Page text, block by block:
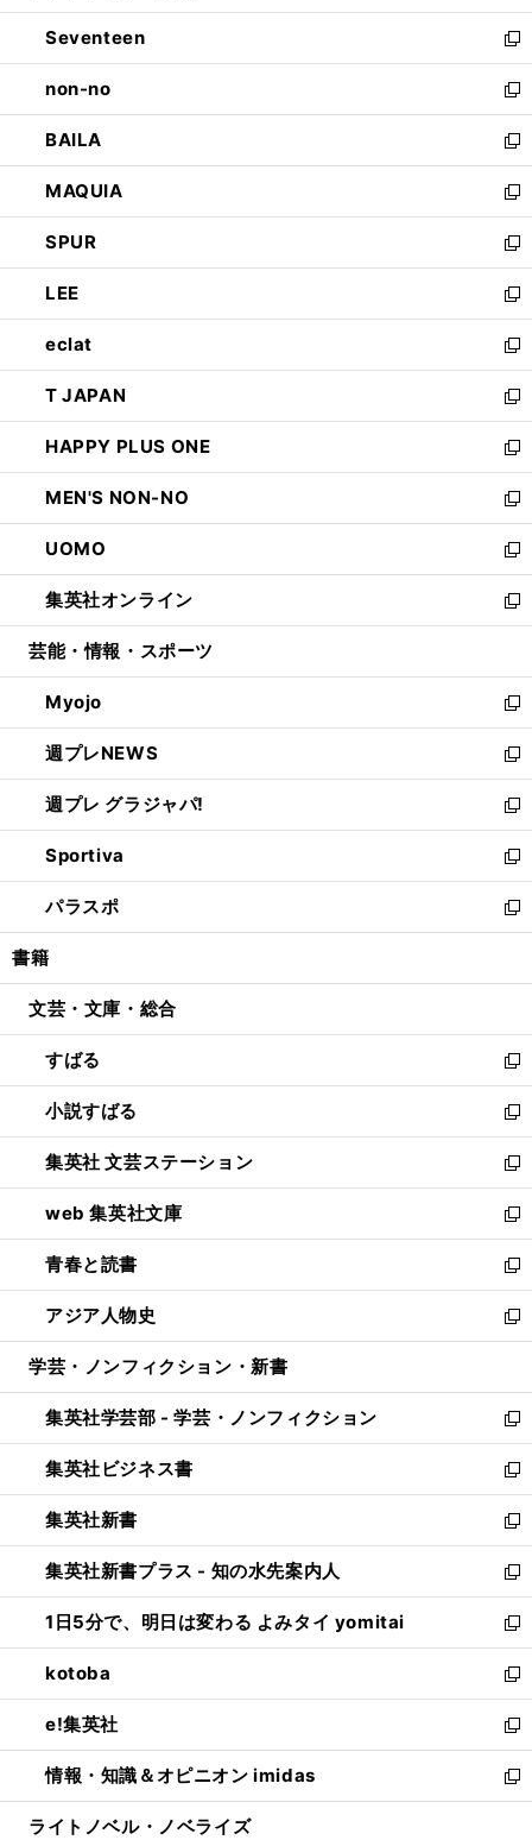
開
く
ウ
で
開
く
ン
ド
ウ
で
開
く
Seventeen
新
し
い
ウ
ィ
ン
ド
ウ
で
開
く
non-no
新
し
い
ウ
ィ
ン
ド
ウ
で
開
く
BAILA
新
し
い
ウ
ィ
ン
ド
ウ
で
開
く
MAQUIA
新
し
い
ウ
ィ
ン
ド
ウ
で
開
く
SPUR
新
し
い
ウ
ィ
ン
ド
ウ
で
開
く
LEE
新
し
い
ウ
ィ
ン
ド
ウ
で
開
く
eclat
新
し
い
ウ
ィ
ン
ド
ウ
で
開
く
T JAPAN
新
し
い
ウ
ィ
ン
ド
ウ
で
開
HAPPY PLUS ONE
新
し
い
ウ
ィ
ン
ド
ウ
開
く
MEN'S NON-NO
新
し
い
ウ
ィ
ン
ウ
で
開
く
UOMO
新
し
い
ウ
ン
ド
ウ
で
開
く
集英社オンライン
新
し
ウ
ィ
ン
ド
ウ
で
開
く
芸能・情報・スポーツ
Myojo
新
し
い
ウ
ィ
ン
ド
ウ
で
開
週プレNEWS
新
し
い
ウ
ィ
ン
ド
ウ
開
週プレ グラジャパ!
新
し
い
ウ
ィ
ン
ウ
開
く
Sportiva
新
し
い
ウ
ン
ウ
で
開
く
パラスポ
新
し
ウ
ン
ド
ウ
で
開
く
書籍
文芸・文庫・総合
すばる
新
し
い
ウ
ィ
ン
ド
ウ
で
開
く
小説すばる
新
し
い
ウ
ィ
ン
ド
ウ
で
開
集英社 文芸ステーション
新
し
い
ウ
ィ
ン
ド
ウ
開
く
web 集英社文庫
新
し
い
ウ
ィ
ン
ウ
で
開
く
青春と読書
新
し
い
ウ
ン
ド
ウ
で
開
く
アジア人物史
新
し
ウ
ィ
ン
ド
ウ
で
開
く
学芸・ノンフィクション・新書
集英社学芸部 - 学芸・ノンフィクション
新
し
い
ウ
ィ
ン
ド
ウ
で
開
く
集英社ビジネス書
新
し
い
ウ
ィ
ン
ド
ウ
で
開
く
集英社新書
新
し
い
ウ
ィ
ン
ド
ウ
で
開
く
集英社新書プラス - 知の水先案内人
新
し
い
ウ
ィ
ン
ド
ウ
で
開
1日5分で、明日は変わる よみタイ yomitai
新
し
い
ウ
ィ
ン
ド
ウ
kotoba
新
し
い
ウ
ィ
ン
e!集英社
新
し
い
ウ
情報・知識＆オピニオン imidas
新
し
ライトノベル・ノベライズ